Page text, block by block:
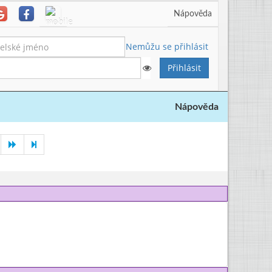
Nápověda
Nemůžu se přihlásit
Nápověda